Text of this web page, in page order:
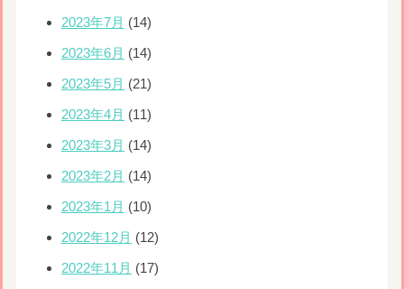
2023年7月 (14)
2023年6月 (14)
2023年5月 (21)
2023年4月 (11)
2023年3月 (14)
2023年2月 (14)
2023年1月 (10)
2022年12月 (12)
2022年11月 (17)